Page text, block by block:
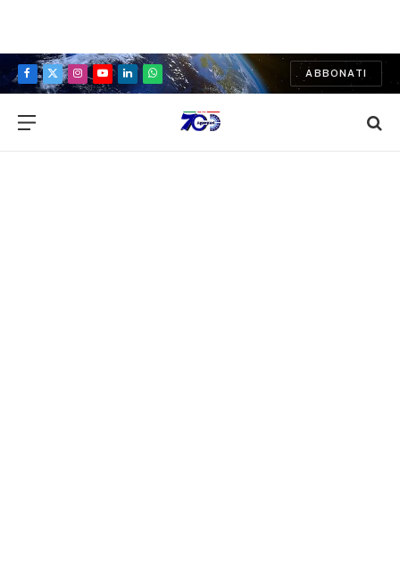
Facebook
X
Instagram
YouTubeLinkedInWhatsApp
ABBONATI